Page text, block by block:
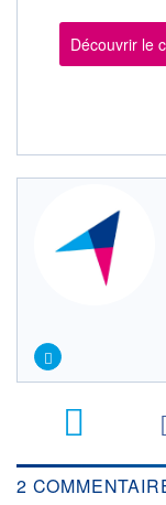
Découvrir le
2